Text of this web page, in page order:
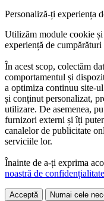
Personaliză-ți experiența
Utilizăm module cookie
experiență de
În acest scop, colectăm
comportamentul și
a optimiza continuu site-
și conținut personalizat,
utilizare. De asemenea,
furnizori externi și îți
canalelor de publicitate
serviciile lor.
Înainte de a-ți exprima
noastră de confidențialitate
Acceptă Numai cele